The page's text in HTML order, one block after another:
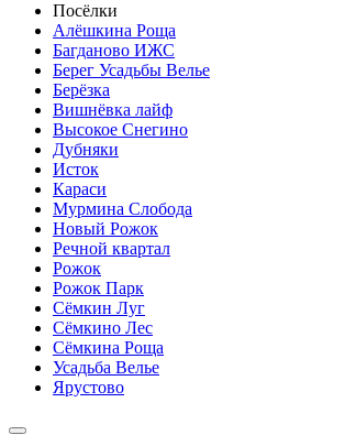
Посёлки
Алёшкина Роща
Багданово ИЖС
Берег Усадьбы Велье
Берёзка
Вишнёвка лайф
Высокое Снегино
Дубняки
Исток
Караси
Мурмина Слобода
Новый Рожок
Речной квартал
Рожок
Рожок Парк
Сёмкин Луг
Сёмкино Лес
Сёмкина Роща
Усадьба Велье
Ярустово